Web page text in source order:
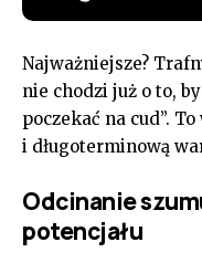
Najważniejsze?
nie chodzi już o to,
poczekać na cud”.
i długoterminową
Odcinanie
potencjału